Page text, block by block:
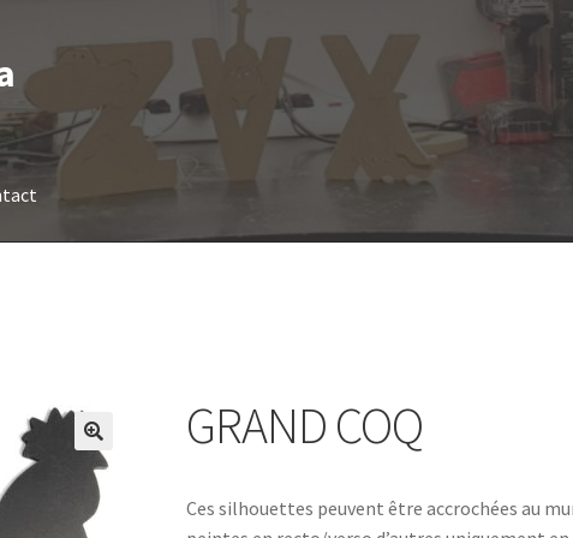
GRAND COQ
Ces silhouettes peuvent être accrochées au